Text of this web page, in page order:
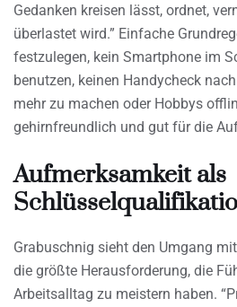
Gedanken kreisen lässt, ordnet,
überlastet wird.” Einfache
festzulegen, kein Smartphone im
benutzen, keinen Handycheck
mehr zu machen oder Hobbys
gehirnfreundlich und gut für die
Aufmerksamkeit als
Grabuschnig sieht den Umgang
die größte Herausforderung, die
Arbeitsalltag zu meistern haben.